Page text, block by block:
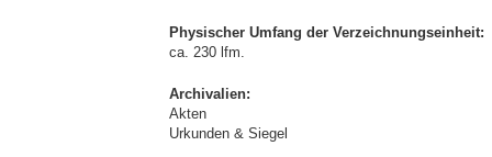
Physischer Umfang der Verzeichnungseinheit:
ca. 230 lfm.
Archivalien:
Akten
Urkunden & Siegel